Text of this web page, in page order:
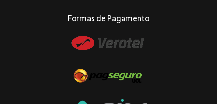
Formas de Pagamento